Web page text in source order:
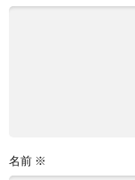
名前 ※